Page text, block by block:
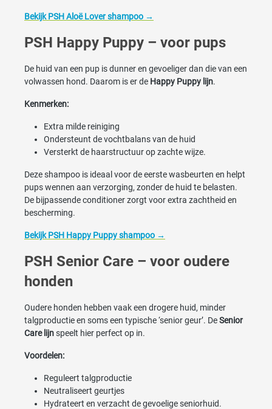
Bekijk PSH Aloë Lover shampoo →
PSH Happy Puppy – voor pups
De huid van een pup is dunner en gevoeliger dan die van een
volwassen hond. Daarom is er de Happy Puppy lijn.
Kenmerken:
Extra milde reiniging
Ondersteunt de vochtbalans van de huid
Versterkt de haarstructuur op zachte wijze.
Deze shampoo is ideaal voor de eerste wasbeurten en helpt
pups wennen aan verzorging, zonder de huid te belasten.
De bijpassende conditioner zorgt voor extra zachtheid en
bescherming.
Bekijk PSH Happy Puppy shampoo →
PSH Senior Care – voor oudere
honden
Oudere honden hebben vaak een drogere huid, minder
talgproductie en soms een typische ‘senior geur’. DeSenior
Care lijnspeelt hier perfect op in.
Voordelen:
Reguleert talgproductie
Neutraliseert geurtjes
Hydrateert en verzacht de gevoelige seniorhuid.